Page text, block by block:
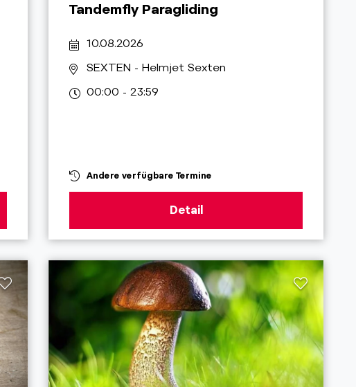
Tandemfly Paragliding
10.08.2026
SEXTEN - Helmjet Sexten
00:00 - 23:59
Andere verfügbare Termine
Detail